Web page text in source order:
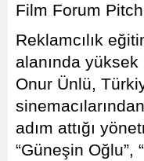
Film Forum
Reklamcılık
alanında
Onur Ünlü,
adım attığı
“Güneşin Oğlu”,